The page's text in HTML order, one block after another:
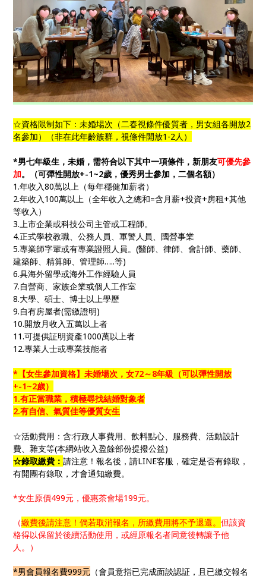
☆資格限制如下：未婚場次 （ 二春視條件優質者 ，男女組各開放2
名參加）（非在此年齡族群，視條件開放1-2人）
*男七年級生，未婚，需符合以下其中一項條件，新朋友可優先參
加。（可彈性開放+-1~2歲，優秀男士參加，二個名額）
1.年收入80萬以上（每年穩健加薪者）
2.年收入100萬以上（全年收入之總和=含月薪+投資+房租+其他
等收入）
3.上市企業或科技公司主管或工程師。
4.正式學校教職、公務人員、軍警人員、國營事業
5.專業師字輩或有專業證照人員。(醫師、律師、會計師、藥師、
建築師、精算師、管理師…..等)
6.具海外留學或海外工作經驗人員
7.自營商、家族企業或個人工作室
8.大學、碩士、博士以上學歷
9.自有房屋者(需繳證明)
10.開放月收入五萬以上者
11.可提供証明資產1000萬以上者
12.專業人士或專業技能者
*【女生參加資格】未婚場次 ，女72～8年級（可以彈性開放
+-1~2歲）
1.有正當職業，積極尋找結婚對象者
2.有自信、氣質佳等優質女生
☆活動費用：含:行政人事費用、飲料點心、服務費、活動設計
費、雜支等(本網站收入盈餘部份提撥公益)
☆錄取繳費：請注意！報名後，請LINE客服，確定是否有錄取，
有開團有錄取，才會通知繳費。
*女生原價499元，優惠茶會場199元。
（繳費後請注意！倘若取消報名，所繳費用將不予退還。但該資
格得以保留於後續活動使用，或經原報名者同意後轉讓予他
人。）
*男會員報名費999元 （會員意指已完成面談認証，且已繳交報名